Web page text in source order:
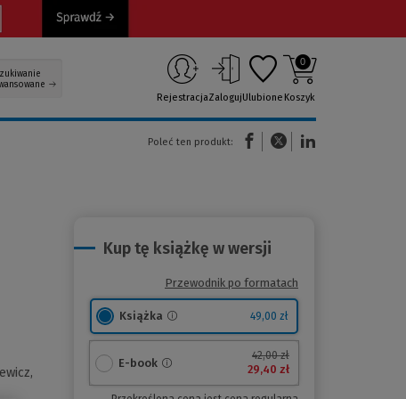
RejestracjaZalogujUlubione
0
Koszyk
Poleć ten produkt:
(Nowe okno)(Link do innej strony)
Kup tę książkę w wersji
Przewodnik po formatach
Książka 49,00 zł
E-book
42,00 zł
29,40 zł